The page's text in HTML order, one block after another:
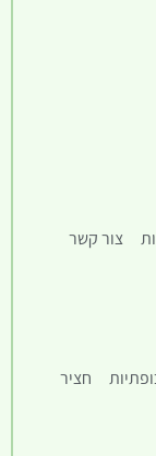
צור קשר
חציר